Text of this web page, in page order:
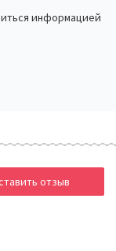
информацией
отзыв